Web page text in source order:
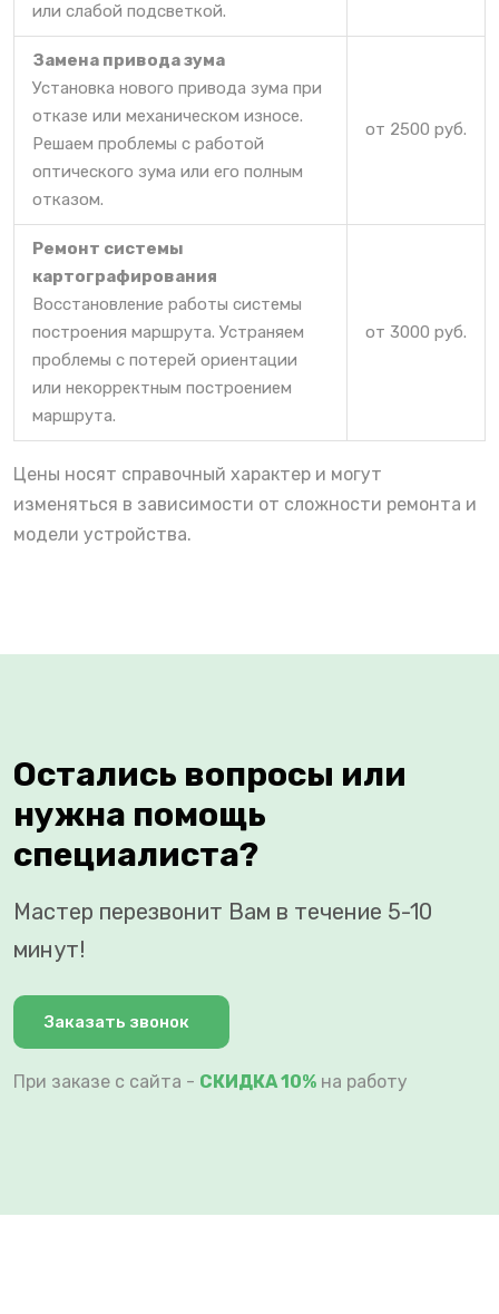
или слабой подсветкой.
Замена привода зума
Установка нового привода зума при
отказе или механическом износе.
Решаем проблемы с работой
оптического зума или его полным
отказом.
от 2500 руб.
Ремонт системы
картографирования
Восстановление работы системы
построения маршрута. Устраняем
проблемы с потерей ориентации
или некорректным построением
маршрута.
от 3000 руб.
Цены носят справочный характер и могут
изменяться в зависимости от сложности ремонта и
модели устройства.
Остались вопросы или
нужна помощь
специалиста?
Мастер перезвонит Вам в течение 5-10
минут!
Заказать звонок
При заказе с сайта - СКИДКА 10% на работу